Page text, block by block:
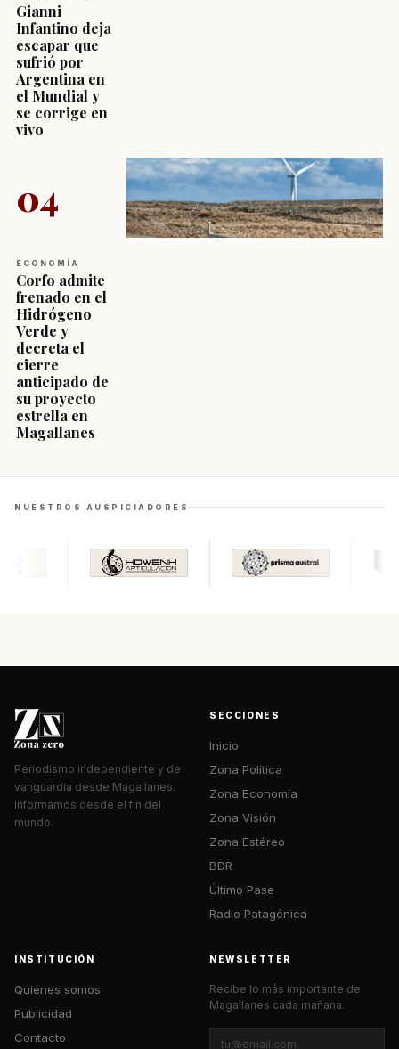
Gianni
Infantino deja
escapar que
sufrió por
Argentina en
el Mundial y
se corrige en
vivo
04
ECONOMÍA
Corfo admite
frenado en el
Hidrógeno
Verde y
decreta el
cierre
anticipado de
su proyecto
estrella en
Magallanes
NUESTROS AUSPICIADORES
Periodismo independiente y de
vanguardia desde Magallanes.
Informamos desde el fin del
mundo.
SECCIONES
Inicio
Zona Política
Zona Economía
Zona Visión
Zona Estéreo
BDR
Último Pase
Radio Patagónica
INSTITUCIÓN
Quiénes somos
Publicidad
Contacto
NEWSLETTER
Recibe lo más importante de
Magallanes cada mañana.